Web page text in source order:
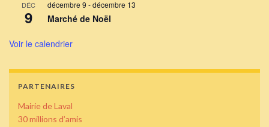
DÉC
9
décembre 9 -décembre 13
Marché de Noël
Voir le calendrier
PARTENAIRES
Mairie de Laval
30 millions d’amis